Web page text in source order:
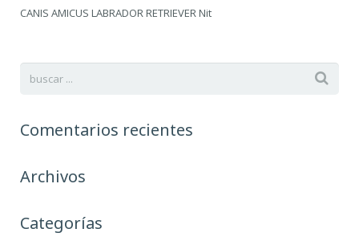
CANIS AMICUS LABRADOR RETRIEVER Nit
Comentarios recientes
Archivos
Categorías